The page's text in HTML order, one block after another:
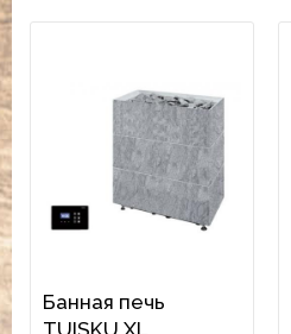
Банная печь
TUISKU XL